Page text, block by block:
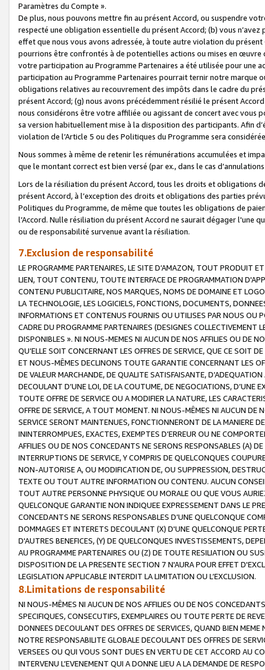
Paramètres du Compte ».
De plus, nous pouvons mettre fin au présent Accord, ou suspendre
respecté une obligation essentielle du présent Accord; (b) vous
effet que nous vous avons adressée, à toute autre violation du
pourrions être confrontés à de potentielles actions ou mises en
votre participation au Programme Partenaires a été utilisée pour une
participation au Programme Partenaires pourrait ternir notre marque
obligations relatives au recouvrement des impôts dans le cadre du
présent Accord; (g) nous avons précédemment résilié le présent
nous considérons être votre affiliée ou agissant de concert avec vous
sa version habituellement mise à la disposition des participants. Afin
violation de l’Article 5 ou des Politiques du Programme sera
Nous sommes à même de retenir les rémunérations accumulées et
que le montant correct est bien versé (par ex., dans le cas
Lors de la résiliation du présent Accord, tous les droits et obligations
présent Accord, à l’exception des droits et obligations des parties
Politiques du Programme, de même que toutes les obligations de
l’Accord. Nulle résiliation du présent Accord ne saurait dégager l'une
ou de responsabilité survenue avant la résiliation.
7.Exclusion de responsabilité
LE PROGRAMME PARTENAIRES, LE SITE D’AMAZON, TOUT PRODUIT
LIEN, TOUT CONTENU, TOUTE INTERFACE DE PROGRAMMATION
CONTENU PUBLICITAIRE, NOS MARQUES, NOMS DE DOMAINE ET
LA TECHNOLOGIE, LES LOGICIELS, FONCTIONS, DOCUMENTS,
INFORMATIONS ET CONTENUS FOURNIS OU UTILISES PAR NOUS OU
CADRE DU PROGRAMME PARTENAIRES (DESIGNES COLLECTIVEMENT
DISPONIBLES ». NI NOUS-MEMES NI AUCUN DE NOS AFFILIES OU DE
QU’ELLE SOIT CONCERNANT LES OFFRES DE SERVICE, QUE CE SOIT
ET NOUS-MÊMES DECLINONS TOUTE GARANTIE CONCERNANT LES
DE VALEUR MARCHANDE, DE QUALITE SATISFAISANTE,
DECOULANT D’UNE LOI, DE LA COUTUME, DE NEGOCIATIONS, D’UNE
TOUTE OFFRE DE SERVICE OU A MODIFIER LA NATURE, LES
OFFRE DE SERVICE, A TOUT MOMENT. NI NOUS-MÊMES NI AUCUN DE
SERVICE SERONT MAINTENUES, FONCTIONNERONT DE LA MANIERE
ININTERROMPUES, EXACTES, EXEMPTES D’ERREUR OU NE
AFFILIES OU DE NOS CONCEDANTS NE SERONS RESPONSABLES (A)
INTERRUPTIONS DE SERVICE, Y COMPRIS DE QUELCONQUES
NON-AUTORISE A, OU MODIFICATION DE, OU SUPPRESSION,
TEXTE OU TOUT AUTRE INFORMATION OU CONTENU. AUCUN
TOUT AUTRE PERSONNE PHYSIQUE OU MORALE OU QUE VOUS
QUELCONQUE GARANTIE NON INDIQUEE EXPRESSEMENT DANS LE
CONCEDANTS NE SERONS RESPONSABLES D’UNE QUELCONQUE
DOMMAGES ET INTERETS DECOULANT (X) D'UNE QUELCONQUE
D'AUTRES BENEFICES, (Y) DE QUELCONQUES INVESTISSEMENTS,
AU PROGRAMME PARTENAIRES OU (Z) DE TOUTE RESILIATION OU
DISPOSITION DE LA PRESENTE SECTION 7 N'AURA POUR EFFET
LEGISLATION APPLICABLE INTERDIT LA LIMITATION OU L’EXCLUSION.
8.Limitations de responsabilité
NI NOUS-MÊMES NI AUCUN DE NOS AFFILIES OU DE NOS
SPECIFIQUES, CONSECUTIFS, EXEMPLAIRES OU TOUTE PERTE DE
DONNEES DECOULANT DES OFFRES DE SERVICES, QUAND BIEN
NOTRE RESPONSABILITE GLOBALE DECOULANT DES OFFRES DE
VERSEES OU QUI VOUS SONT DUES EN VERTU DE CET ACCORD AU
INTERVENU L’EVENEMENT QUI A DONNE LIEU A LA DEMANDE DE